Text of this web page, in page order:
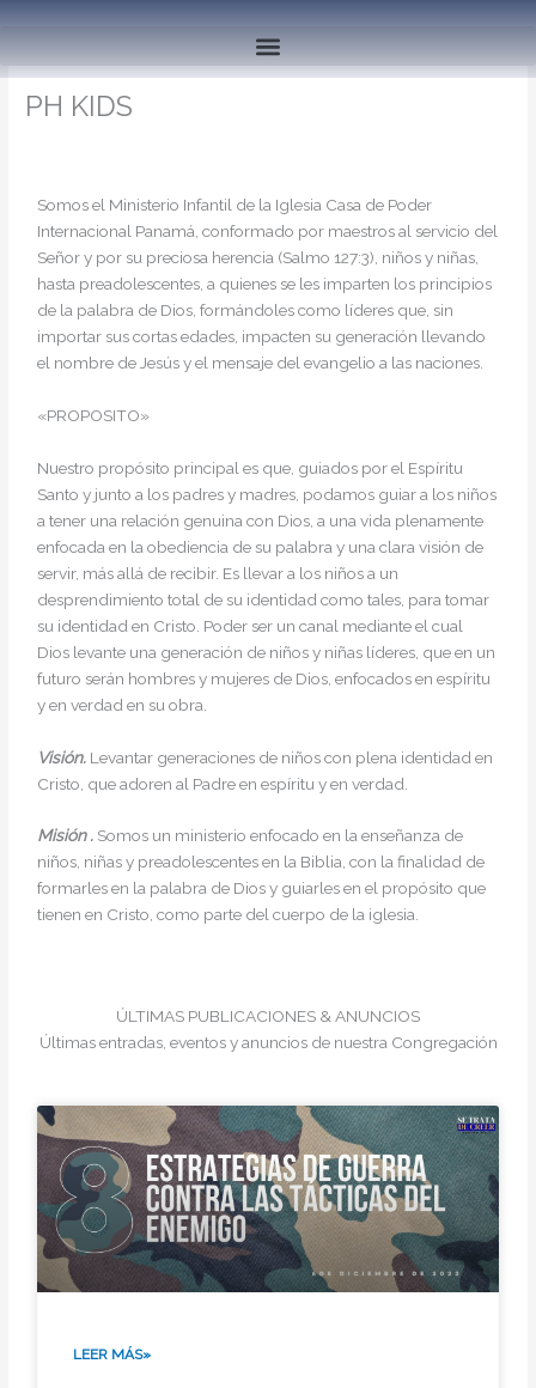
contenido
PH KIDS
Somos el Ministerio Infantil de la Iglesia Casa de Poder
Internacional Panamá, conformado por maestros al servicio del
Señor y por su preciosa herencia (Salmo 127:3), niños y niñas,
hasta preadolescentes, a quienes se les imparten los principios
de la palabra de Dios, formándoles como líderes que, sin
importar sus cortas edades, impacten su generación llevando
el nombre de Jesús y el mensaje del evangelio a las naciones.
«PROPOSITO»
Nuestro propósito principal es que, guiados por el Espíritu
Santo y junto a los padres y madres, podamos guiar a los niños
a tener una relación genuina con Dios, a una vida plenamente
enfocada en la obediencia de su palabra y una clara visión de
servir, más allá de recibir. Es llevar a los niños a un
desprendimiento total de su identidad como tales, para tomar
su identidad en Cristo. Poder ser un canal mediante el cual
Dios levante una generación de niños y niñas líderes, que en un
futuro serán hombres y mujeres de Dios, enfocados en espíritu
y en verdad en su obra.
Visión. Levantar generaciones de niños con plena identidad en
Cristo, que adoren al Padre en espíritu y en verdad.
Misión . Somos un ministerio enfocado en la enseñanza de
niños, niñas y preadolescentes en la Biblia, con la finalidad de
formarles en la palabra de Dios y guiarles en el propósito que
tienen en Cristo, como parte del cuerpo de la iglesia.
ÚLTIMAS PUBLICACIONES & ANUNCIOS
Últimas entradas, eventos y anuncios de nuestra Congregación
LEER MÁS»